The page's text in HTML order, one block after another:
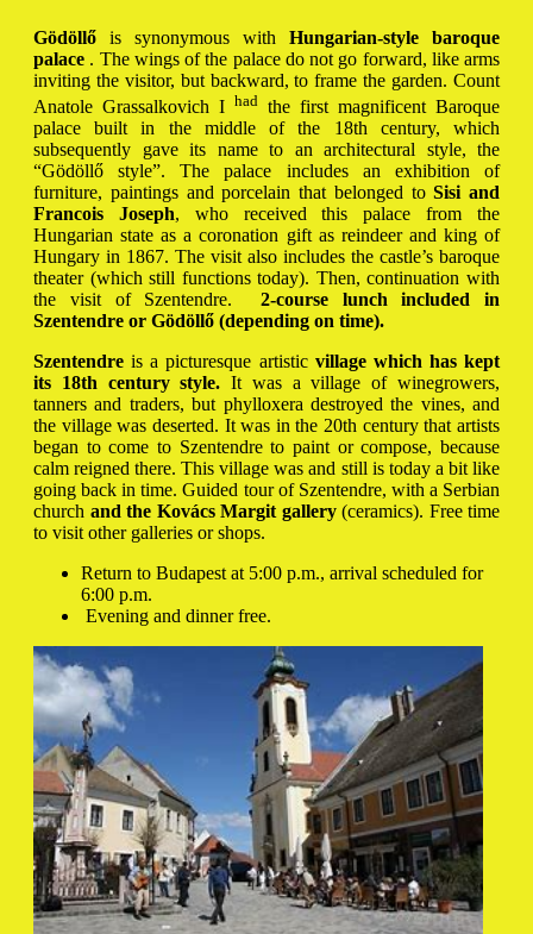
Gödöllő is synonymous with Hungarian-style baroque
palace . The wings of the palace do not go forward, like arms
inviting the visitor, but backward, to frame the garden. Count
Anatole Grassalkovich I had the first magnificent Baroque
palace built in the middle of the 18th century, which
subsequently gave its name to an architectural style, the
“Gödöllő style”. The palace includes an exhibition of
furniture, paintings and porcelain that belonged toSisi and
Francois Joseph, who received this palace from the
Hungarian state as a coronation gift as reindeer and king of
Hungary in 1867. The visit also includes the castle’s baroque
theater (which still functions today). Then, continuation with
the visit of Szentendre. 2-course lunch included in
Szentendre or Gödöllő (depending on time).
Szentendre is a picturesque artistic village which has kept
its 18th century style.It was a village of winegrowers,
tanners and traders, but phylloxera destroyed the vines, and
the village was deserted. It was in the 20th century that artists
began to come to Szentendre to paint or compose, because
calm reigned there. This village was and still is today a bit like
going back in time. Guided tour of Szentendre, with a Serbian
church and the Kovács Margit gallery(ceramics). Free time
to visit other galleries or shops.
Return to Budapest at 5:00 p.m., arrival scheduled for
6:00 p.m.
Evening and dinner free.